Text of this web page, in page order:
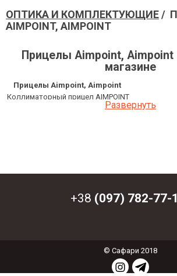
ОПТИКА И КОМПЛЕКТУЮЩИЕ/
AIMPOINT, AIMPOINT
Прицелы Aimpoint, Aimpoint
магазине
Прицелы Aimpoint, Aimpoint
Коллиматорный прицел AIMPOINT
AB AP Micro Т-2 2MOA ACETРазвернуть
+38 (097) 782-77-
© Сафари 2018